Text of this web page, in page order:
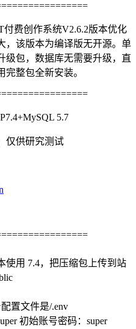
付费创作系统V2.6.2版本优化
，该版本为编译版无开源。单
级包，数据库无需要升级，直
整包全新安装。
5.7
仅供研究测试
使用 7.4，把压缩包上传到站
置文件是/.env
初始账号密码：super